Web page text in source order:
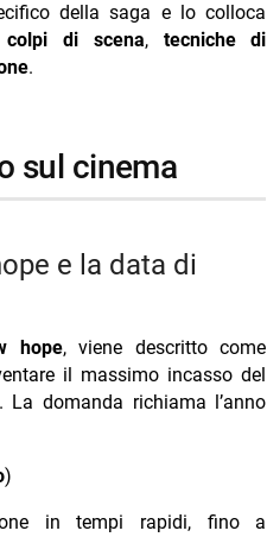
della saga e lo colloca
colpi di scena, tecniche di
.
sul cinema
hope, viene descritto come
il massimo incasso del
domanda richiama l’anno
)
in tempi rapidi, fino a